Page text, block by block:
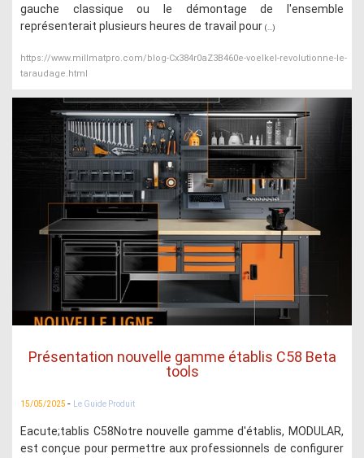
gauche classique ou le démontage de l'ensemble
représenterait plusieurs heures de travail pour (...)
https://www.millmatpro.com/blog-Cx384r0aZ3B460e-voelkel-revolutionne-le-
taraudage.html
Présentation nouvelle gamme établis C58 Beta
tools
15/05/2025 - Le Guide Produit
Eacute;tablis C58Notre nouvelle gamme d'établis, MODULAR,
est conçue pour permettre aux professionnels de configurer